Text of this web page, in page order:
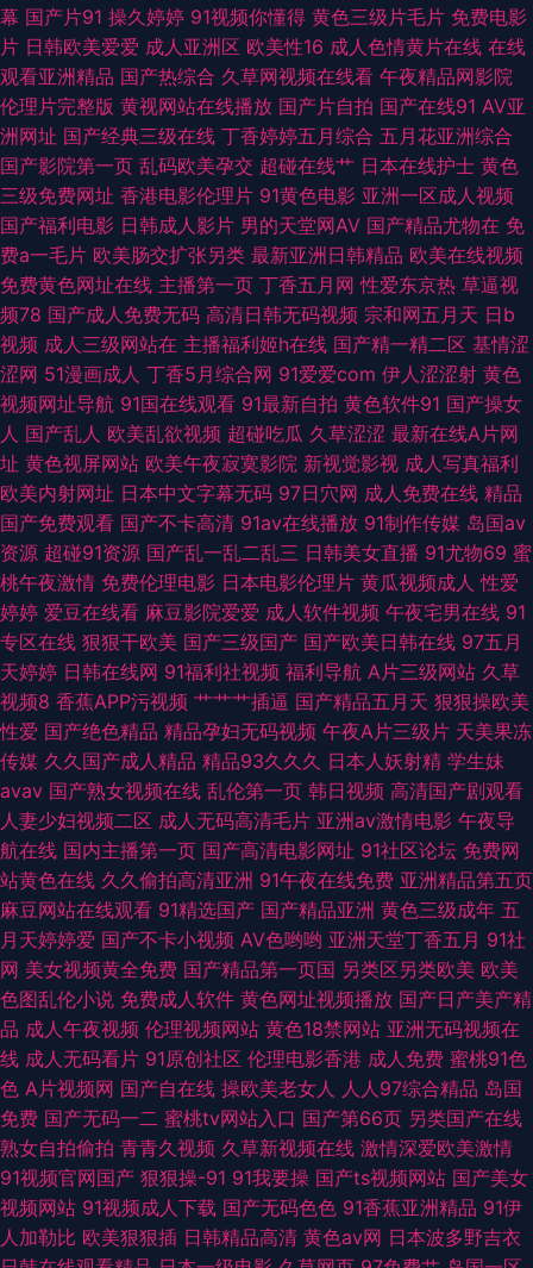
亚洲美女丝袜足交 91在线资源站 国产欧美线熟精 欧美第1色网 深喉九区 51
神马视频 先锋影音资源玖玖AV 91视频免费 超碰人人妻 狼友大香蕉 午夜福利
影院无码 91深夜影院色 操碰在线不卡 精品亚洲日韩在线专区 日本a片影音
先锋 91色精品 豆花va官网 免费看91网站 熟女亚洲一区二区三区 91免费高
福利理论片 女优大全 先锋av资源网在线 91官网网页版 97人妻人人操人人爽
国产精品视频色色 免费视频久久就久久 1024在线看片 91小仙女丝袜 国产精
品一区 欧美日韩福利资源网 五月天性爱视频 91传媒视频再现观看 91网站免
费立即观看 狠狠艹网 瑟瑟综合网 91n视频在线 久草日本亚洲 婷婷99热婷婷
91福利电影 91在线A级片 国产6页 男人天堂2015 乱轮社区 国模精自 欧美色
色不卡 国产视频第12页 不卡的国产AV 91乱子伦国产精品 91黄色网页 91大
神影音 伊人99大香网 熟妇人妻一区二区 老湿69视频福利在线 久热草无码 午
夜成人精品福利 欧美综合在线123 亚洲激情文学视频 欧美sss视频在线 福利
极品av在线 91探花系列在线观看 91凹在线视频 日韩久久伊人 精品视频91福
利 av好福利 91社区福利 先锋av资源日韩在线 男人噜色AV 日本电影在线直
播 色老大网站在线观看 91x视频大全 九1免费网页直接观看 欧美欧美欧美欧
美 婷婷超碰97在线 午夜成人福利久久 日韩免费不卡无码 亚洲第一夜 欧美福
利姬的搜索结果 大香蕉大香蕉久十 91入在线观看 五月在线
幕 国产片91 操久婷婷 91视频你懂得 黄色三级片毛片 免费电影
片 日韩欧美爱爱 成人亚洲区 欧美性16 成人色情黄片在线 在线
观看亚洲精品 国产热综合 久草网视频在线看 午夜精品网影院
伦理片完整版 黄视网站在线播放 国产片自拍 国产在线91 AV亚
洲网址 国产经典三级在线 丁香婷婷五月综合 五月花亚洲综合
国产影院第一页 乱码欧美孕交 超碰在线艹 日本在线护士 黄色
三级免费网址 香港电影伦理片 91黄色电影 亚洲一区成人视频
国产福利电影 日韩成人影片 男的天堂网AV 国产精品尤物在 免
费a一毛片 欧美肠交扩张另类 最新亚洲日韩精品 欧美在线视频
免费黄色网址在线 主播第一页 丁香五月网 性爱东京热 草逼视
频78 国产成人免费无码 高清日韩无码视频 宗和网五月天 日b
视频 成人三级网站在 主播福利姬h在线 国产精一精二区 基情涩
涩网 51漫画成人 丁香5月综合网 91爱爱com 伊人涩涩射 黄色
视频网址导航 91国在线观看 91最新自拍 黄色软件91 国产操女
人 国产乱人 欧美乱欲视频 超碰吃瓜 久草涩涩 最新在线A片网
址 黄色视屏网站 欧美午夜寂寞影院 新视觉影视 成人写真福利
欧美内射网址 日本中文字幕无码 97日穴网 成人免费在线 精品
国产免费观看 国产不卡高清 91av在线播放 91制作传媒 岛国av
资源 超碰91资源 国产乱一乱二乱三 日韩美女直播 91尤物69 蜜
桃午夜激情 免费伦理电影 日本电影伦理片 黄瓜视频成人 性爱
婷婷 爱豆在线看 麻豆影院爱爱 成人软件视频 午夜宅男在线 91
专区在线 狠狠干欧美 国产三级国产 国产欧美日韩在线 97五月
天婷婷 日韩在线网 91福利社视频 福利导航 A片三级网站 久草
视频8 香蕉APP污视频 艹艹艹插逼 国产精品五月天 狠狠操欧美
性爱 国产绝色精品 精品孕妇无码视频 午夜A片三级片 天美果冻
传媒 久久国产成人精品 精品93久久久 日本人妖射精 学生妹
avav 国产熟女视频在线 乱伦第一页 韩日视频 高清国产剧观看
人妻少妇视频二区 成人无码高清毛片 亚洲av激情电影 午夜导
航在线 国内主播第一页 国产高清电影网址 91社区论坛 免费网
站黄色在线 久久偷拍高清亚洲 91午夜在线免费 亚洲精品第五页
麻豆网站在线观看 91精选国产 国产精品亚洲 黄色三级成年 五
月天婷婷爱 国产不卡小视频 AV色哟哟 亚洲天堂丁香五月 91社
网 美女视频黄全免费 国产精品第一页国 另类区另类欧美 欧美
色图乱伦小说 免费成人软件 黄色网址视频播放 国产日产美产精
品 成人午夜视频 伦理视频网站 黄色18禁网站 亚洲无码视频在
线 成人无码看片 91原创社区 伦理电影香港 成人免费 蜜桃91色
色 A片视频网 国产自在线 操欧美老女人 人人97综合精品 岛国
免费 国产无码一二 蜜桃tv网站入口 国产第66页 另类国产在线
熟女自拍偷拍 青青久视频 久草新视频在线 激情深爱欧美激情
91视频官网国产 狠狠操-91 91我要操 国产ts视频网站 国产美女
视频网站 91视频成人下载 国产无码色色 91香蕉亚洲精品 91伊
人加勒比 欧美狠狠插 日韩精品高清 黄色av网 日本波多野吉衣